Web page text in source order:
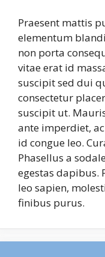
Praesent mattis
elementum
non porta
vitae erat id
suscipit sed dui
consectetur
suscipit ut.
ante imperdiet,
id congue leo.
Phasellus a
egestas dapibus.
leo sapien,
finibus purus.